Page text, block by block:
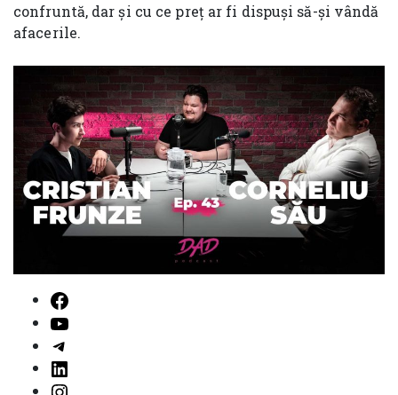
confruntă, dar și cu ce preț ar fi dispuși să-și vândă
afacerile.